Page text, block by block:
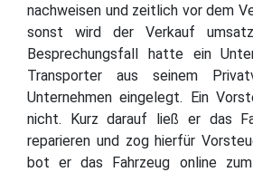
nachweisen und zeitlich vor dem
sonst wird der Verkauf
Besprechungsfall hatte ein
Transporter aus seinem
Unternehmen eingelegt. Ein
nicht. Kurz darauf ließ er das
reparieren und zog hierfür
bot er das Fahrzeug online